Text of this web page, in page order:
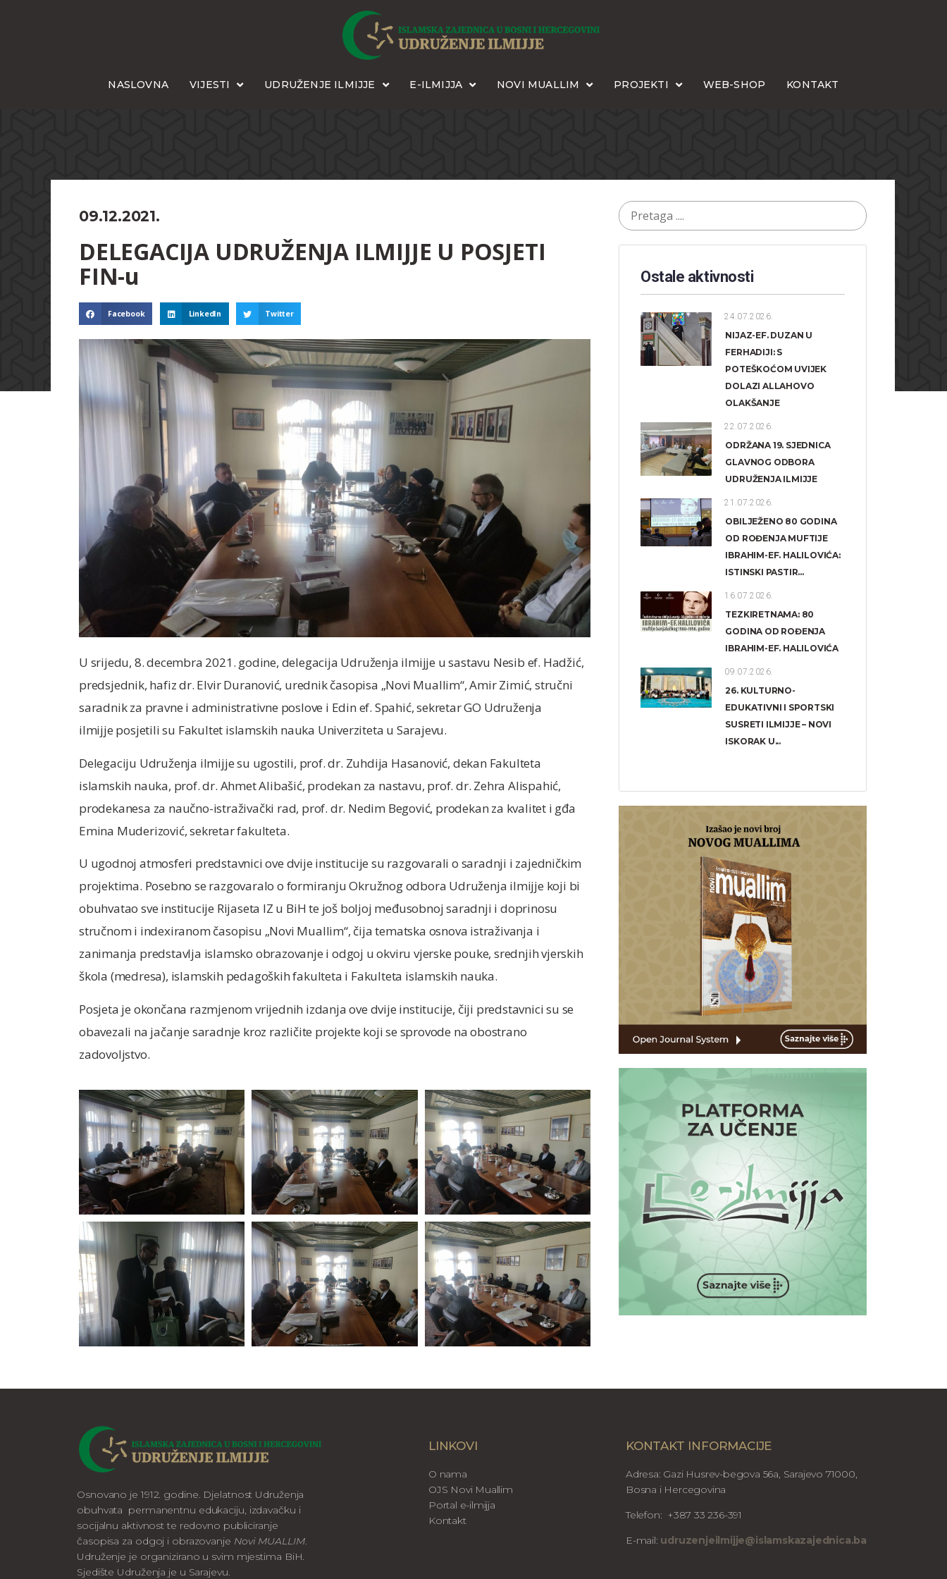
NASLOVNA VIJESTI UDRUŽENJE ILMIJJE E-ILMIJJA NOVI MUALLIM PROJEKTI WEB-SHOP KONTAKT
09.12.2021.
DELEGACIJA UDRUŽENJA ILMIJJE U POSJETI
FIN-u
Facebook LinkedIn Twitter
U srijedu, 8. decembra 2021. godine, delegacija Udruženja ilmijje u sastavu Nesib ef. Hadžić,
predsjednik, hafiz dr. Elvir Duranović, urednik časopisa „Novi Muallim“, Amir Zimić, stručni
saradnik za pravne i administrativne poslove i Edin ef. Spahić, sekretar GO Udruženja
ilmijje posjetili su Fakultet islamskih nauka Univerziteta u Sarajevu.
Delegaciju Udruženja ilmijje su ugostili, prof. dr. Zuhdija Hasanović, dekan Fakulteta
islamskih nauka, prof. dr. Ahmet Alibašić, prodekan za nastavu, prof. dr. Zehra Alispahić,
prodekanesa za naučno-istraživački rad, prof. dr. Nedim Begović, prodekan za kvalitet i gđa
Emina Muderizović, sekretar fakulteta.
U ugodnoj atmosferi predstavnici ove dvije institucije su razgovarali o saradnji i zajedničkim
projektima. Posebno se razgovaralo o formiranju Okružnog odbora Udruženja ilmijje koji bi
obuhvatao sve institucije Rijaseta IZ u BiH te još boljoj međusobnoj saradnji i doprinosu
stručnom i indexiranom časopisu „Novi Muallim“, čija tematska osnova istraživanja i
zanimanja predstavlja islamsko obrazovanje i odgoj u okviru vjerske pouke, srednjih vjerskih
škola (medresa), islamskih pedagoških fakulteta i Fakulteta islamskih nauka.
Posjeta je okončana razmjenom vrijednih izdanja ove dvije institucije, čiji predstavnici su se
obavezali na jačanje saradnje kroz različite projekte koji se sprovode na obostrano
zadovoljstvo.
Ostale aktivnosti
24.07.2026.
NIJAZ-EF. DUZAN U
FERHADIJI: S
POTEŠKOĆOM UVIJEK
DOLAZI ALLAHOVO
OLAKŠANJE
22.07.2026.
ODRŽANA 19. SJEDNICA
GLAVNOG ODBORA
UDRUŽENJA ILMIJJE
21.07.2026.
OBILJEŽENO 80 GODINA
OD ROĐENJA MUFTIJE
IBRAHIM-EF. HALILOVIĆA:
ISTINSKI PASTIR...
16.07.2026.
TEZKIRETNAMA: 80
GODINA OD ROĐENJA
IBRAHIM-EF. HALILOVIĆA
09.07.2026.
26. KULTURNO-
EDUKATIVNI I SPORTSKI
SUSRETI ILMIJJE – NOVI
ISKORAK U...
Osnovano je 1912. godine. Djelatnost Udruženja
obuhvata permanentnu edukaciju, izdavačku i
socijalnu aktivnost te redovno publiciranje
časopisa za odgoj i obrazovanje Novi MUALLIM.
Udruženje je organizirano u svim mjestima BiH.
Sjedište Udruženja je u Sarajevu.
LINKOVI
O nama
OJS Novi Muallim
Portal e-ilmijja
Kontakt
KONTAKT INFORMACIJE
Adresa: Gazi Husrev-begova 56a, Sarajevo 71000,
Bosna i Hercegovina
Telefon: +387 33 236-391
E-mail: udruzenjeilmijje@islamskazajednica.ba